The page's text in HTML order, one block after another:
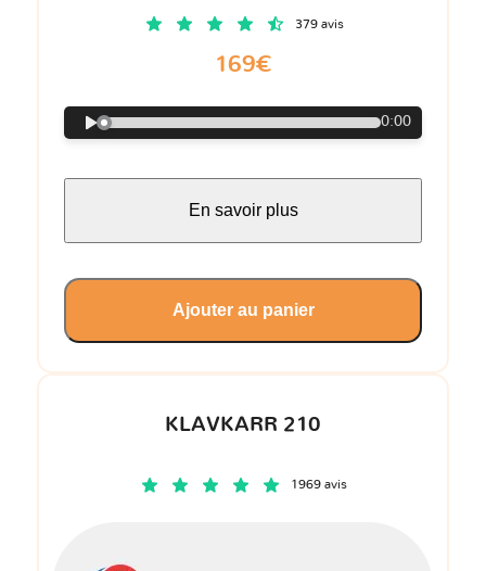
KLAVKARR 210
1969 avis
379 avis
169€
0:00
En savoir plus
Ajouter au panier